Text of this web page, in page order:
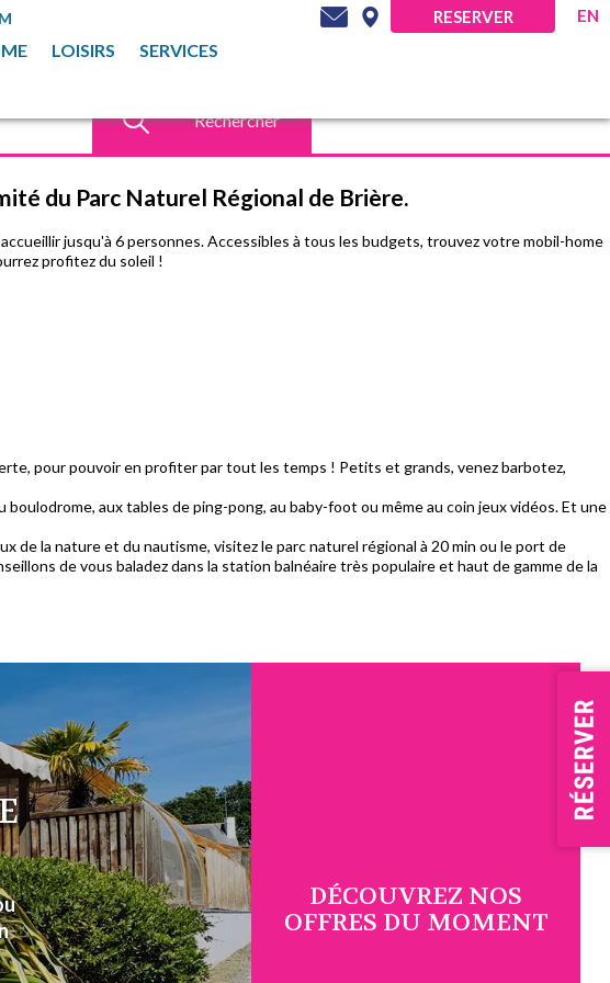
LOISIRS
SERVICES
RESERVER EN
Rechercher
du Parc Naturel Régional de Brière.
jusqu'à 6 personnes. Accessibles à tous les budgets, trouvez votre mobil-home
profitez du soleil !
pour pouvoir en profiter par tout les temps ! Petits et grands, venez barbotez,
aux tables de ping-pong, au baby-foot ou même au coin jeux vidéos. Et une
de la nature et du nautisme, visitez le parc naturel régional à 20 min ou le port de
de vous baladez dans la station balnéaire très populaire et haut de gamme de la
DÉCOUVREZ NOS
OFFRES DU MOMENT